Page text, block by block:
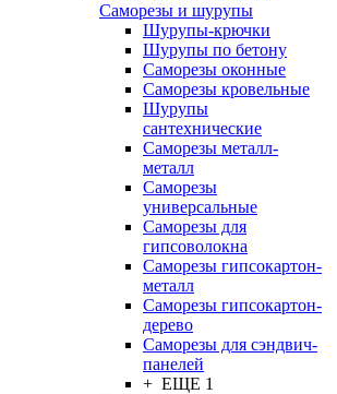
Саморезы и шурупы
Шурупы-крючки
Шурупы по бетону
Саморезы оконные
Саморезы кровельные
Шурупы
сантехнические
Саморезы металл-
металл
Саморезы
универсальные
Саморезы для
гипсоволокна
Саморезы гипсокартон-
металл
Саморезы гипсокартон-
дерево
Саморезы для сэндвич-
панелей
+ ЕЩЕ 1